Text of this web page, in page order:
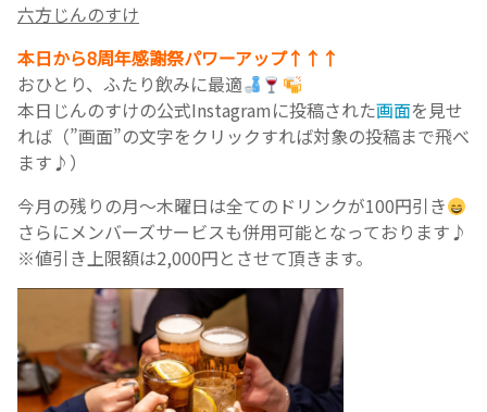
六方じんのすけ
本日から8周年感謝祭パワーアップ↑↑↑⁡
おひとり、ふたり飲みに最適
本日じんのすけの公式Instagramに投稿された画面を見せ
れば（”画面”の文字をクリックすれば対象の投稿まで飛べ
ます♪）
今月の残りの月〜木曜日は全てのドリンクが100円引き
さらにメンバーズサービスも併用可能となっております♪⁡
※値引き上限額は2,000円とさせて頂きます。⁡